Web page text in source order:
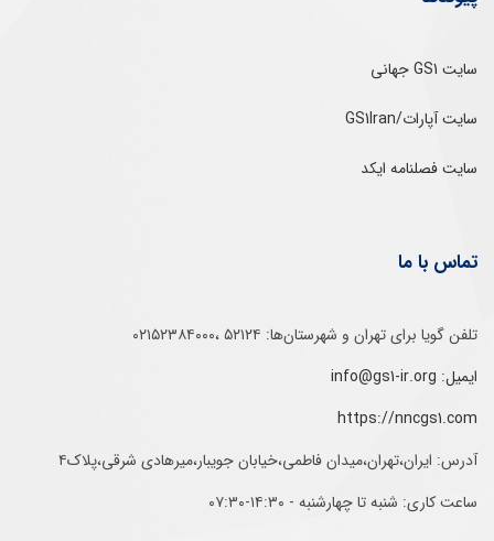
سایت GS1 جهانی
سایت آپارات/GS1Iran
سایت فصلنامه ایکد
تماس با ما
تلفن‌ گویا برای‌ تهران‌‌ و‌ شهرستان‌ها:‌ ۵۲۱۲۴ ،۰۲۱۵۲۳۸۴۰۰۰
ایمیل: info@gs1-ir.org
https://nncgs1.com
آدرس: ایران،تهران،میدان فاطمی،خیابان جویبار،میرهادی شرقی،پلاک۴
ساعت کاری: شنبه تا چهارشنبه - ۱۴:۳۰-۰۷:۳۰